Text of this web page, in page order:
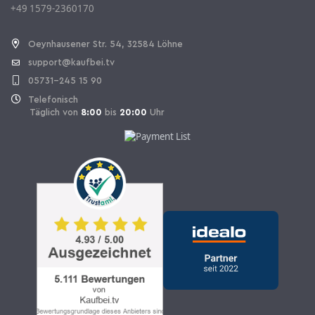
Vertrag widerrufen
+49 1579-2360170
Oeynhausener Str. 54, 32584 Löhne
support@kaufbei.tv
05731-245 15 90
Telefonisch
Täglich von 8:00 bis 20:00 Uhr